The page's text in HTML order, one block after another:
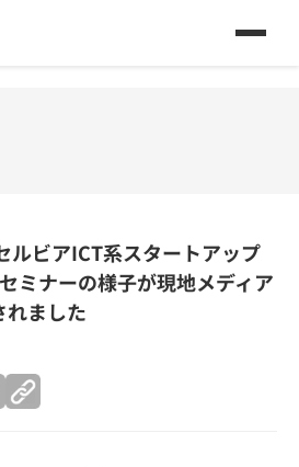
ルビアICT系スタートアップ
ミナーの様子が現地メディア
れました